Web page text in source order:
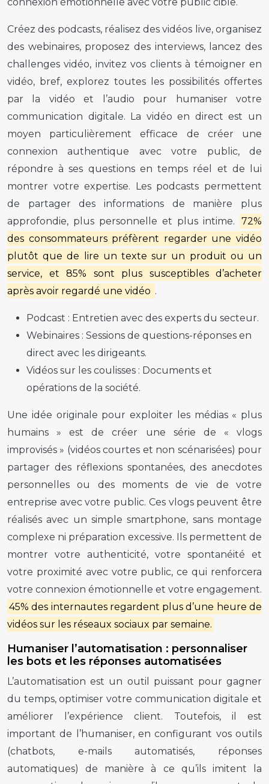
Créez des podcasts, réalisez des vidéos live, organisez
des webinaires, proposez des interviews, lancez des
challenges vidéo, invitez vos clients à témoigner en
vidéo, bref, explorez toutes les possibilités offertes
par la vidéo et l’audio pour humaniser votre
communication digitale. La vidéo en direct est un
moyen particulièrement efficace de créer une
connexion authentique avec votre public, de
répondre à ses questions en temps réel et de lui
montrer votre expertise. Les podcasts permettent
de partager des informations de manière plus
approfondie, plus personnelle et plus intime.
72%
des consommateurs préfèrent regarder une vidéo
plutôt que de lire un texte sur un produit ou un
service, et 85% sont plus susceptibles d’acheter
après avoir regardé une vidéo .
Podcast : Entretien avec des experts du secteur.
Webinaires : Sessions de questions-réponses en
direct avec les dirigeants.
Vidéos sur les coulisses : Documents et
opérations de la société.
Une idée originale pour exploiter les médias « plus
humains » est de créer une série de « vlogs
improvisés » (vidéos courtes et non scénarisées) pour
partager des réflexions spontanées, des anecdotes
personnelles ou des moments de vie de votre
entreprise avec votre public. Ces vlogs peuvent être
réalisés avec un simple smartphone, sans montage
complexe ni préparation excessive. Ils permettent de
montrer votre authenticité, votre spontanéité et
votre proximité avec votre public, ce qui renforcera
votre connexion émotionnelle et votre engagement.
45% des internautes regardent plus d’une heure de
vidéos sur les réseaux sociaux par semaine.
Humaniser l’automatisation : personnaliser
les bots et les réponses automatisées
L’automatisation est un outil puissant pour gagner
du temps, optimiser votre communication digitale et
améliorer l’expérience client. Toutefois, il est
important de l’humaniser, en configurant vos outils
(chatbots, e-mails automatisés, réponses
automatiques) de manière à ce qu’ils imitent la